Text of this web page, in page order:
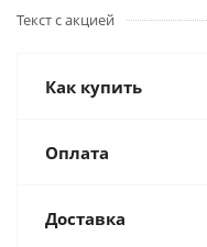
Текст с акцией
Как купить
Оплата
Доставка